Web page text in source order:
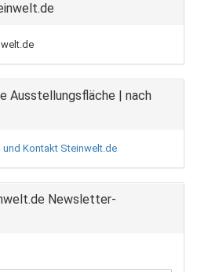
Ausstellungsfläche | nach
Newsletter-